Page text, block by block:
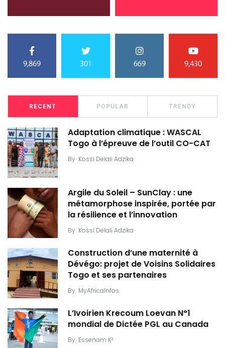
9,869 301 669 9,430
RECENT POPULAR TRENDY
Adaptation climatique : WASCAL
Togo à l’épreuve de l’outil CO-CAT
By Kossi Delali Adzika
Argile du Soleil – SunClay : une
métamorphose inspirée, portée par
la résilience et l’innovation
By Kossi Delali Adzika
Construction d’une maternité à
Dévégo: projet de Voisins Solidaires
Togo et ses partenaires
By MyAfricaInfos
L’Ivoirien Krecoum Loevan N°1
mondial de Dictée PGL au Canada
By Essenam K²